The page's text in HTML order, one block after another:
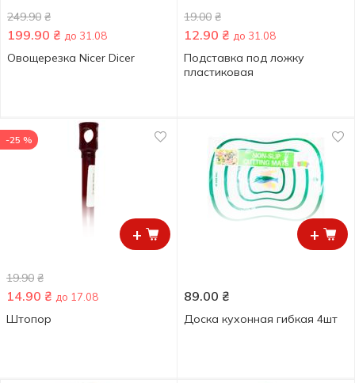
249.90 ₴
199.90 ₴ до 31.08
Овощерезка Nicer Dicer
19.00 ₴
12.90 ₴ до 31.08
Подставка под ложку
пластиковая
+
-25 %
19.90 ₴
14.90 ₴ до 17.08
Штопор
+
89.00 ₴
Доска кухонная гибкая 4шт